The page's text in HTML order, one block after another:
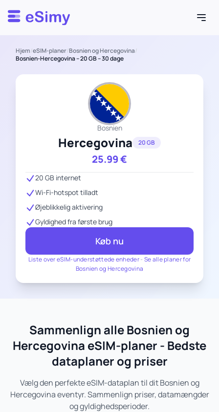
Esimy
Hjem/eSIM-planer/Bosnien og Hercegovina/
Bosnien-Hercegovina – 20 GB – 30 dage
Bosnien
Hercegovina 20 GB
25.99€
Liste over eSIM-understøttede enheder- Se alle planer for
Bosnien og Hercegovina
20 GB internet
Wi-Fi-hotspot tilladt
Øjeblikkelig aktivering
Gyldighed fra første brug
Køb nu
Sammenlign alle Bosnien og
Hercegovina eSIM-planer - Bedste
dataplaner og priser
Vælg den perfekte eSIM-dataplan til dit Bosnien og
Hercegovina eventyr. Sammenlign priser, datamængder
og gyldighedsperioder.